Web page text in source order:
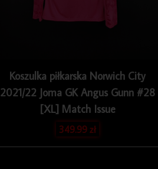
Koszulka piłkarska Norwich City
2021/22 Joma GK Angus Gunn #28
[XL] Match Issue
349.99zł